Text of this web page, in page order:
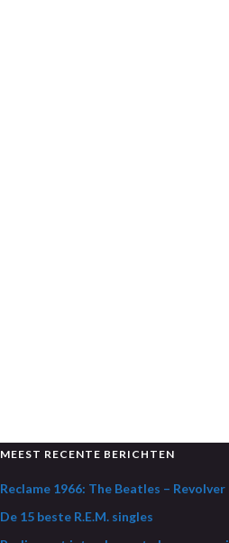
MEEST RECENTE BERICHTEN
Reclame 1966: The Beatles – Revolver
De 15 beste R.E.M. singles